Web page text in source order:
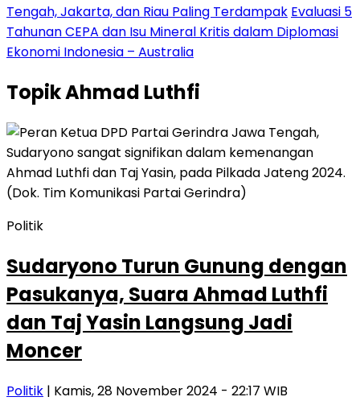
Tengah, Jakarta, dan Riau Paling Terdampak Evaluasi 5
Tahunan CEPA dan Isu Mineral Kritis dalam Diplomasi
Ekonomi Indonesia – Australia
TopikAhmad Luthfi
Politik
Sudaryono Turun Gunung dengan
Pasukanya, Suara Ahmad Luthfi
dan Taj Yasin Langsung Jadi
Moncer
Politik | Kamis, 28 November 2024 - 22:17 WIB